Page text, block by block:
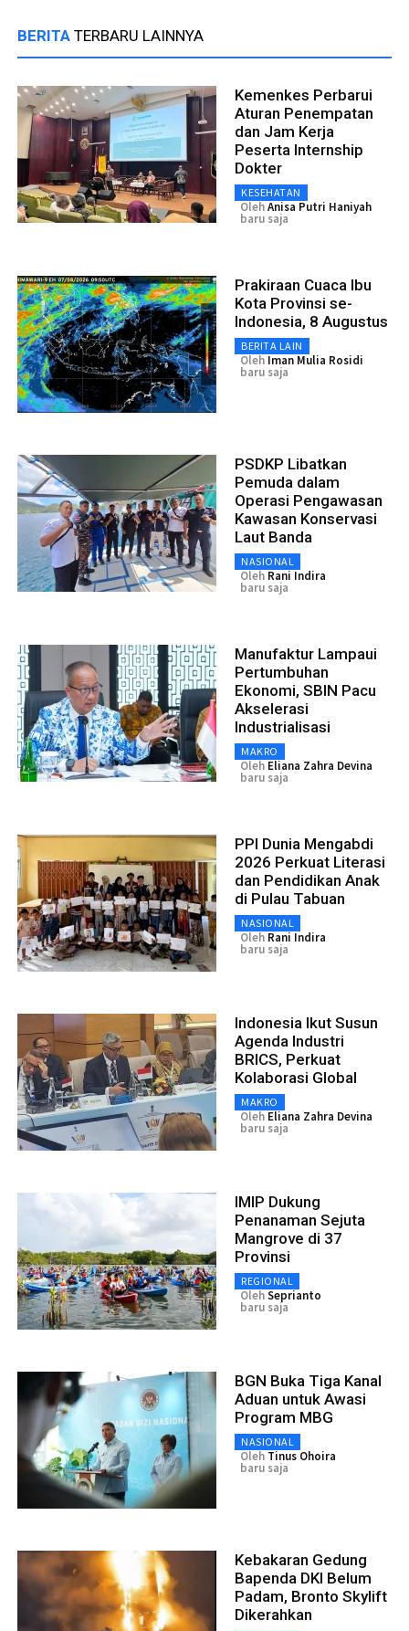
BERITA TERBARU LAINNYA
Kemenkes Perbarui
Aturan Penempatan
dan Jam Kerja
Peserta Internship
Dokter
KESEHATAN
OlehAnisa Putri Haniyah
baru saja
Prakiraan Cuaca Ibu
Kota Provinsi se-
Indonesia, 8 Augustus
BERITA LAIN
Oleh Iman Mulia Rosidi
baru saja
PSDKP Libatkan
Pemuda dalam
Operasi Pengawasan
Kawasan Konservasi
Laut Banda
NASIONAL
Oleh Rani Indira
baru saja
Manufaktur Lampaui
Pertumbuhan
Ekonomi, SBIN Pacu
Akselerasi
Industrialisasi
MAKRO
Oleh Eliana Zahra Devina
baru saja
PPI Dunia Mengabdi
2026 Perkuat Literasi
dan Pendidikan Anak
di Pulau Tabuan
NASIONAL
Oleh Rani Indira
baru saja
Indonesia Ikut Susun
Agenda Industri
BRICS, Perkuat
Kolaborasi Global
MAKRO
Oleh Eliana Zahra Devina
baru saja
IMIP Dukung
Penanaman Sejuta
Mangrove di 37
Provinsi
REGIONAL
OlehSeprianto
baru saja
BGN Buka Tiga Kanal
Aduan untuk Awasi
Program MBG
NASIONAL
Oleh Tinus Ohoira
baru saja
Kebakaran Gedung
Bapenda DKI Belum
Padam, Bronto Skylift
Dikerahkan